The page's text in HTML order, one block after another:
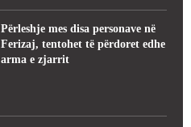
Përleshje mes disa personave në
Ferizaj, tentohet të përdoret edhe
arma e zjarrit